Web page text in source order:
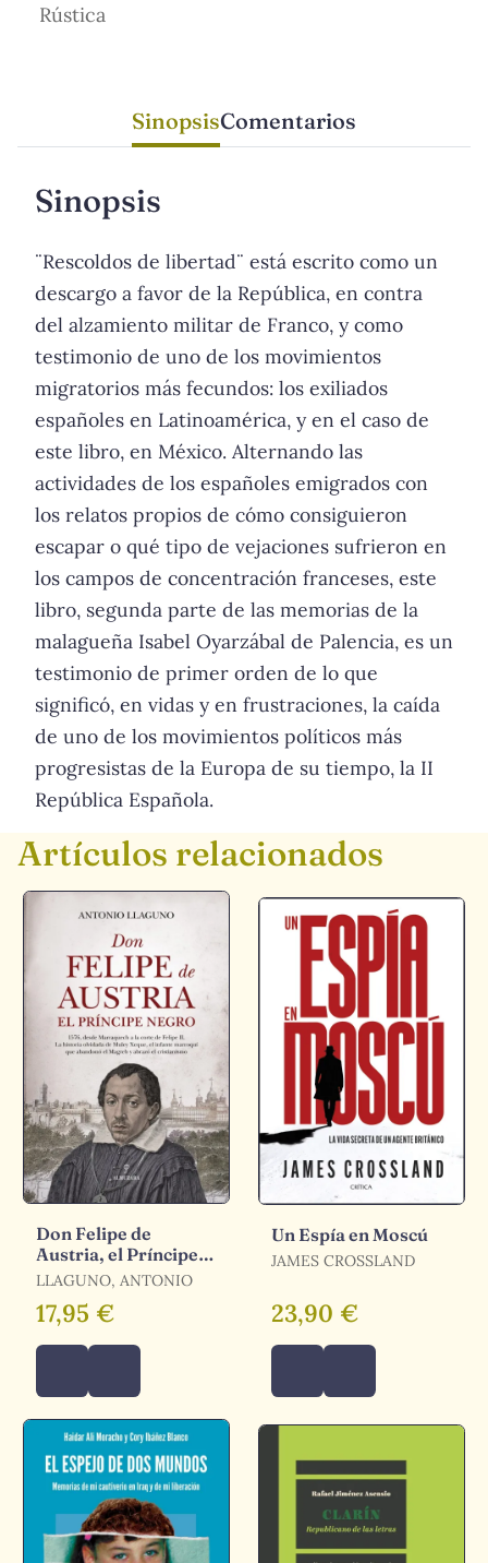
Rústica
SinopsisComentarios
Sinopsis
¨Rescoldos de libertad¨ está escrito como un
descargo a favor de la República, en contra
del alzamiento militar de Franco, y como
testimonio de uno de los movimientos
migratorios más fecundos: los exiliados
españoles en Latinoamérica, y en el caso de
este libro, en México. Alternando las
actividades de los españoles emigrados con
los relatos propios de cómo consiguieron
escapar o qué tipo de vejaciones sufrieron en
los campos de concentración franceses, este
libro, segunda parte de las memorias de la
malagueña Isabel Oyarzábal de Palencia, es un
testimonio de primer orden de lo que
significó, en vidas y en frustraciones, la caída
de uno de los movimientos políticos más
progresistas de la Europa de su tiempo, la II
República Española.
Artículos relacionados
Don Felipe de
Austria, el Príncipe
Negro
LLAGUNO, ANTONIO
17,95 €
Un Espía en Moscú
JAMES CROSSLAND
23,90 €